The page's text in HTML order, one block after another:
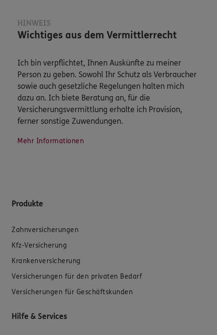
HINWEIS
Wichtiges aus dem Vermittlerrecht
Ich bin verpflichtet, Ihnen Auskünfte zu meiner
Person zu geben. Sowohl Ihr Schutz als Verbraucher
sowie auch gesetzliche Regelungen halten mich
dazu an. Ich biete Beratung an, für die
Versicherungsvermittlung erhalte ich Provision,
ferner sonstige Zuwendungen.
Mehr Informationen
Produkte
Zahnversicherungen
Kfz-Versicherung
Krankenversicherung
Versicherungen für den privaten Bedarf
Versicherungen für Geschäftskunden
Hilfe & Services